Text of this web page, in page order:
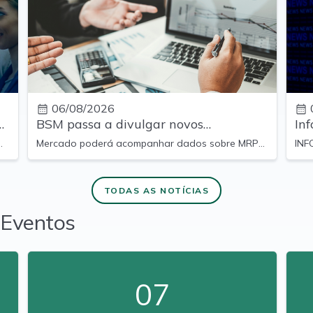
06/08/2026
BSM passa a divulgar novos
indicadores mensais de suas
atividades
Mercado poderá acompanhar dados sobre MRP,
denúncias e atendimento diretamente no site
TODAS AS NOTÍCIAS
Eventos
07